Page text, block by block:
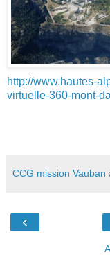
http://www.hautes-
virtuelle-360-mont-
CCG mission Vauban
‹